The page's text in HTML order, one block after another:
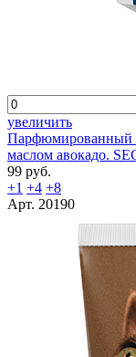
увеличить
Парфюмированный
маслом авокадо.
99 руб.
+1 +4 +8
Арт. 20190